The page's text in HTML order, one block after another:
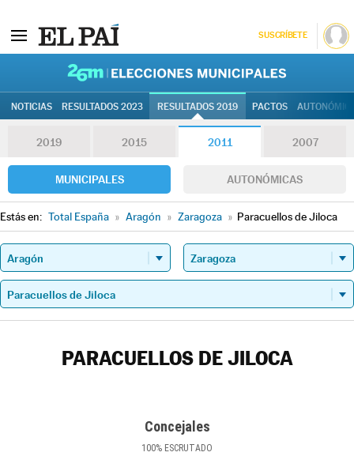
SUSCRÍBETE
NOTICIAS RESULTADOS 2023 RESULTADOS 2019 PACTOS
2019 2015 2011 2007
MUNICIPALES AUTONÓMICAS
Estás en: Total España » Aragón » Zaragoza » Paracuellos de Jiloca
PARACUELLOS DE JILOCA
Concejales
100% ESCRUTADO